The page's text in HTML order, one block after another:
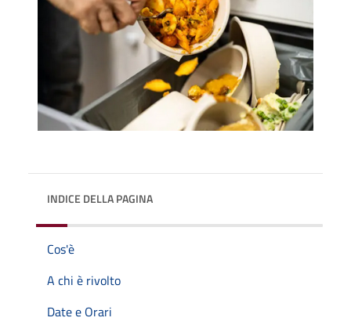
INDICE DELLA PAGINA
Cos'è
A chi è rivolto
Date e Orari